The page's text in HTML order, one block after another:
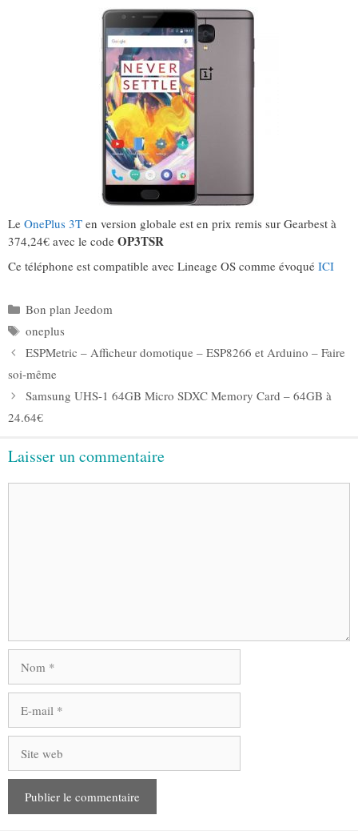
Le OnePlus 3T en version globale est en prix remis sur Gearbest à
374,24€ avec le code OP3TSR
Ce téléphone est compatible avec Lineage OS comme évoqué ICI
Catégories
Bon plan Jeedom
Étiquettes
oneplus
ESPMetric – Afficheur domotique – ESP8266 et Arduino – Faire
soi-même
Samsung UHS-1 64GB Micro SDXC Memory Card – 64GB à
24.64€
Laisser un commentaire
mail
web